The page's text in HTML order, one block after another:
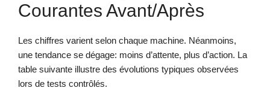
Courantes Avant/après
Les chiffres varient selon chaque machine. Néanmoins,
une tendance se dégage: moins d’attente, plus d’action. La
table suivante illustre des évolutions typiques observées
lors de tests contrôlés.